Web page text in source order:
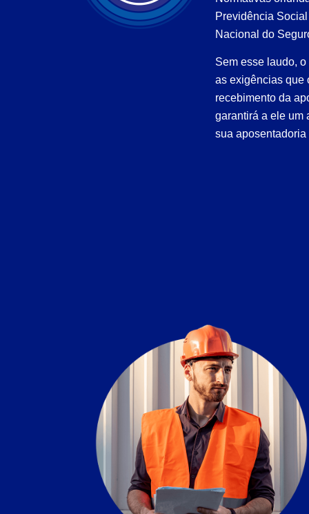
Previdência
Nacional do
Sem esse laudo,
as exigências que
recebimento da
garantirá a ele um
sua